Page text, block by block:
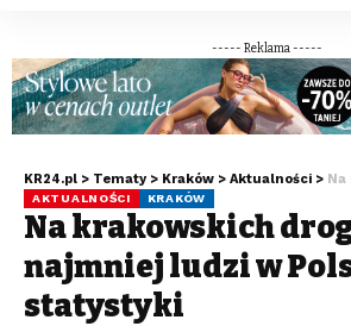
----- Reklama -----
KR24.pl > Tematy > Kraków > Aktualności > Na
AKTUALNOŚCI KRAKÓW
Na krakowskich
najmniej ludzi w
statystyki